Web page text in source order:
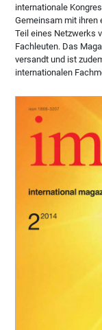
internationale
Gemeinsam mit ihren
Teil eines Netzwerks
Fachleuten. Das
versandt und ist
internationalen